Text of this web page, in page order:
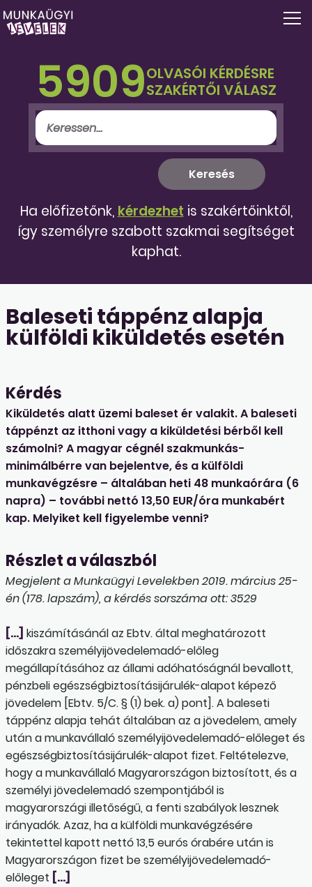
5909OLVASÓI KÉRDÉSRE
SZAKÉRTŐI VÁLASZ
Ha előfizetőnk, kérdezhet is szakértőinktől,
így személyre szabott szakmai segítséget
kaphat.
Baleseti táppénz alapja
külföldi kiküldetés esetén
Kérdés
Kiküldetés alatt üzemi baleset ér valakit. A baleseti
táppénzt az itthoni vagy a kiküldetési bérből kell
számolni? A magyar cégnél szakmunkás-
minimálbérre van bejelentve, és a külföldi
munkavégzésre – általában heti 48 munkaórára (6
napra) – további nettó 13,50 EUR/óra munkabért
kap. Melyiket kell figyelembe venni?
Részlet a válaszból
Megjelent a Munkaügyi Levelekben 2019. március 25-
én (178. lapszám), a kérdés sorszáma ott: 3529
[…] kiszámításánál az Ebtv. által meghatározott
időszakra személyijövedelemadó-előleg
megállapításához az állami adóhatóságnál bevallott,
pénzbeli egészségbiztosításijárulék-alapot képező
jövedelem [Ebtv. 5/C. § (1) bek. a) pont]. A baleseti
táppénz alapja tehát általában az a jövedelem, amely
után a munkavállaló személyijövedelemadó-előleget és
egészségbiztosításijárulék-alapot fizet. Feltételezve,
hogy a munkavállaló Magyarországon biztosított, és a
személyi jövedelemadó szempontjából is
magyarországi illetőségű, a fenti szabályok lesznek
irányadók. Azaz, ha a külföldi munkavégzésére
tekintettel kapott nettó 13,5 eurós órabére után is
Magyarországon fizet be személyijövedelemadó-
előleget […]